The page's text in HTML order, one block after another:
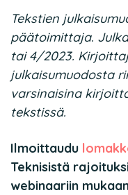
Tekstien
päätoimittaja.
tai 4/2023.
julkaisumuodosta
varsinaisina
tekstissä.
Ilmoittaudu
Teknisistä
webinaariin